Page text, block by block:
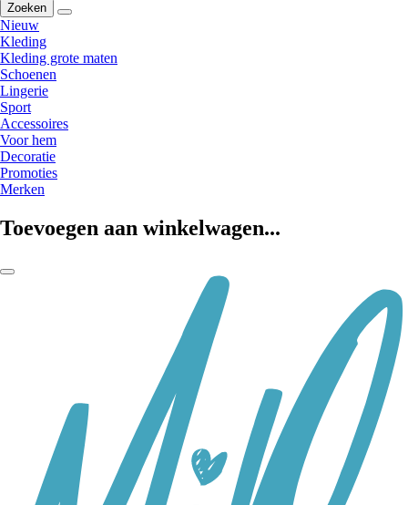
Zoeken
Nieuw
Kleding
Kleding grote maten
Schoenen
Lingerie
Sport
Accessoires
Voor hem
Decoratie
Promoties
Merken
Toevoegen aan winkelwagen...